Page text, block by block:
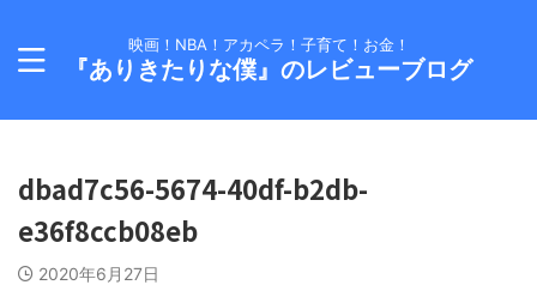
映画！NBA！アカペラ！子育て！お金！
『ありきたりな僕』のレビューブログ
dbad7c56-5674-40df-b2db-
e36f8ccb08eb
2020年6月27日